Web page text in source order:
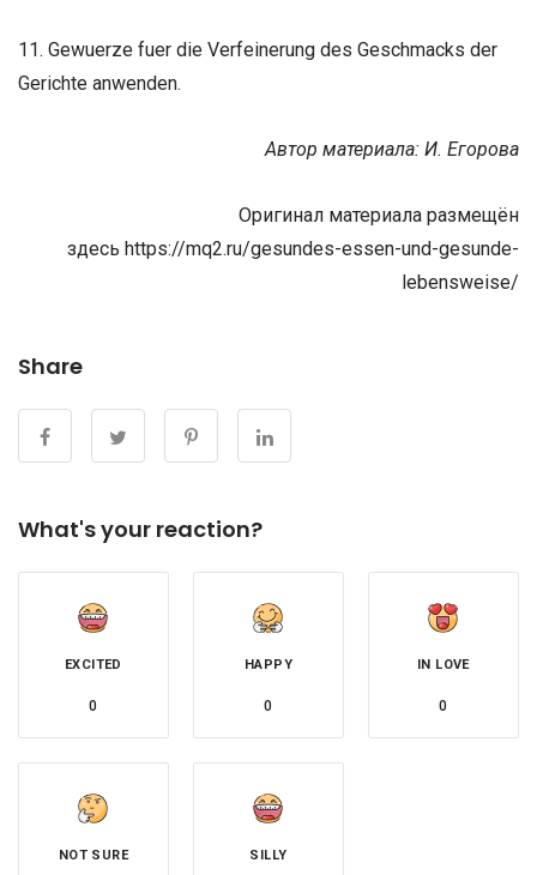
11. Gewuerze fuer die Verfeinerung des Geschmacks der
Gerichte anwenden.
Автор материала: И. Егорова
Оригинал материала размещён
здесь https://mq2.ru/gesundes-essen-und-gesunde-
lebensweise/
Share
What's your reaction?
EXCITED
0
HAPPY
0
IN LOVE
0
NOT SURE SILLY